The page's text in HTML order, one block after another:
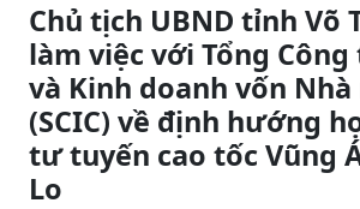
Chủ tịch UBND tỉnh Võ
làm việc với Tổng
và Kinh doanh vốn
(SCIC) về định hướng
tư tuyến cao tốc Vũng
Lo